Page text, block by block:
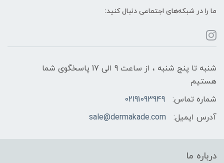
ما را در شبکه‌های اجتماعی دنبال کنید:
شنبه تا پنج شنبه ، از ساعت 9 الی 17 پاسخگوی شما
هستیم
شماره تماس:
02191093949
آدرس ایمیل:
sale@dermakade.com
درباره ما